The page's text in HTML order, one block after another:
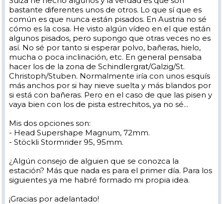
bastante diferentes unos de otros. Lo que sí que es
común es que nunca están pisados. En Austria no sé
cómo es la cosa. He visto algún vídeo en el que están
algunos pisados, pero supongo que otras veces no es
así. No sé por tanto si esperar polvo, bañeras, hielo,
mucha o poca inclinación, etc. En general pensaba
hacer los de la zona de Schindlergrat/Galzig/St.
Christoph/Stuben. Normalmente iría con unos esquís
más anchos por si hay nieve suelta y más blandos por
si está con bañeras. Pero en el caso de que las pisen y
vaya bien con los de pista estrechitos, ya no sé...
Mis dos opciones son:
- Head Supershape Magnum, 72mm.
- Stöckli Stormrider 95, 95mm.
¿Algún consejo de alguien que se conozca la
estación? Más que nada es para el primer día. Para los
siguientes ya me habré formado mi propia idea.
¡Gracias por adelantado!